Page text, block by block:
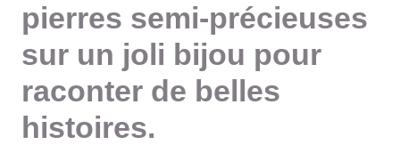
pierres semi-précieuses
sur un joli bijou pour
raconter de belles
histoires.